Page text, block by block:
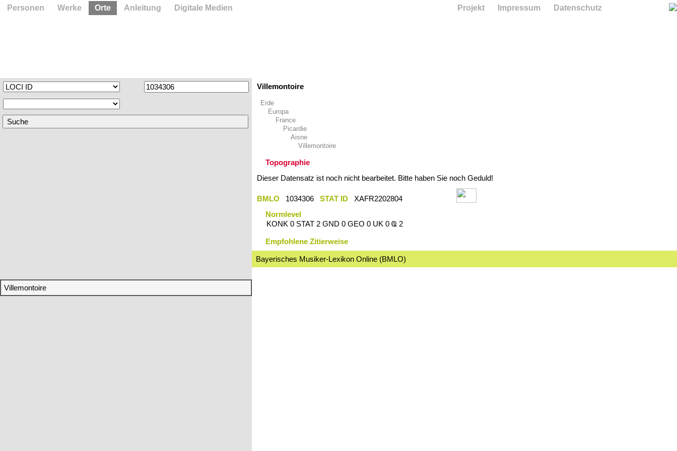
Villemontoire
Villemontoire
Erde
Europa
France
Picardie
Aisne
Villemontoire
Topographie
Dieser Datensatz ist noch nicht bearbeitet. Bitte haben Sie noch Geduld!
BMLO 1034306 STAT ID
XAFR2202804
Normlevel
KONK 0 STAT 2 GND 0 GEO 0 UK 0 Ҩ 2
Empfohlene Zitierweise
Bayerisches Musiker-Lexikon Online (BMLO)
Personen Werke Orte Anleitung Digitale Medien Projekt Impressum Datenschutz